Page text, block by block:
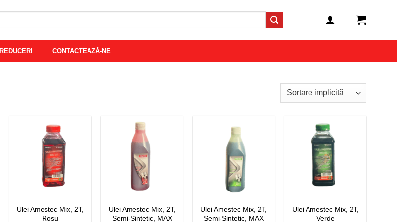
REDUCERI CONTACTEAZĂ-NE
Ulei Amestec Mix, 2T,
Rosu
Ulei Amestec Mix, 2T,
Semi-Sintetic, MAX
Ulei Amestec Mix, 2T,
Semi-Sintetic, MAX
Ulei Amestec Mix, 2T,
Verde